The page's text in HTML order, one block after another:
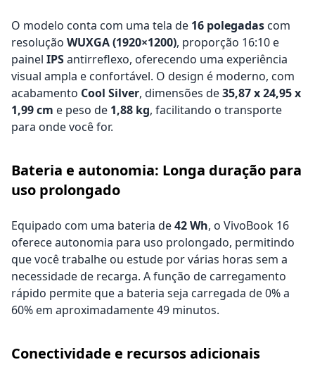
O modelo conta com uma tela de 16 polegadas com
resolução WUXGA (1920×1200), proporção 16:10 e
painel IPSantirreflexo, oferecendo uma experiência
visual ampla e confortável. O design é moderno, com
acabamento Cool Silver, dimensões de35,87 x 24,95 x
1,99 cm e peso de 1,88 kg, facilitando o transporte
para onde você for.
Bateria e autonomia: Longa duração para
uso prolongado
Equipado com uma bateria de42 Wh, o VivoBook 16
oferece autonomia para uso prolongado, permitindo
que você trabalhe ou estude por várias horas sem a
necessidade de recarga. A função de carregamento
rápido permite que a bateria seja carregada de 0% a
60% em aproximadamente 49 minutos.
Conectividade e recursos adicionais